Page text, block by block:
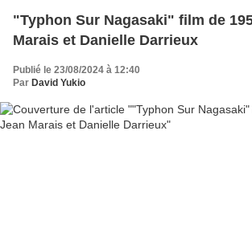
"Typhon Sur Nagasaki" film de
Marais et Danielle Darrieux
Publié le 23/08/2024 à 12:40
Par David Yukio